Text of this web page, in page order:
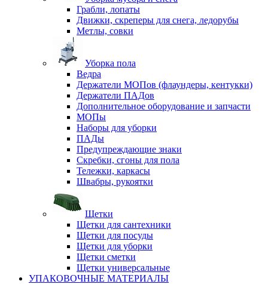
Грабли, лопаты
Движки, скреперы для снега, ледорубы
Метлы, совки
Уборка пола
Ведра
Держатели МОПов (флаундеры, кентукки)
Держатели ПАДов
Дополнительное оборудование и запчасти
МОПы
Наборы для уборки
ПАДы
Предупреждающие знаки
Скребки, сгоны для пола
Тележки, каркасы
Швабры, рукоятки
Щетки
Щетки для сантехники
Щетки для посуды
Щетки для уборки
Щетки сметки
Щетки универсальные
УПАКОВОЧНЫЕ МАТЕРИАЛЫ